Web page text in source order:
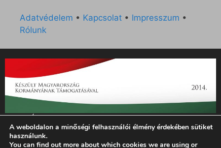
Adatvédelem • Kapcsolat • Impresszum •
Rólunk
„Az Új Ember katolikus hetilap 2014. évi működésének
támogatását az EGYH-KCP-14-P-0121 sz. támogatási
szerződés keretében 3 000 000 Ft összegben támogatta az
A weboldalon a minőségi felhasználói élmény érdekében sütiket
használunk.
You can find out more about which cookies we are using or